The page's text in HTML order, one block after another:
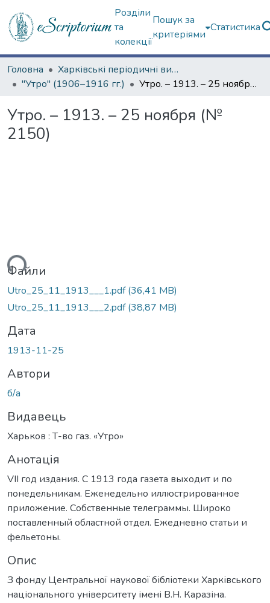
Розділи
та
колекції
Пошук за
критеріями
Статистика
Головна
Харківські періодичні видання
"Утро" (1906–1916 гг.)
Утро. – 1913. – 25 ноября (№ 2150)
Утро. – 1913. – 25 ноября (№
2150)
Файли
Utro_25_11_1913___1.pdf(36,41 MB)
Utro_25_11_1913___2.pdf(38,87 MB)
Дата
1913-11-25
Автори
б/а
Видавець
Харьков : Т-во газ. «Утро»
Анотація
VII год издания. С 1913 года газета выходит и по
понедельникам. Еженедельно иллюстрированное
приложение. Собственные телеграммы. Широко
поставленный областной отдел. Ежедневно статьи и
фельетоны.
Опис
З фонду Центральної наукової бібліотеки Харківського
національного університету імені В.Н. Каразіна.